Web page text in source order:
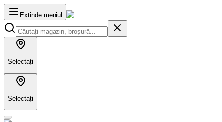
Extinde meniul
Selectați
Selectați